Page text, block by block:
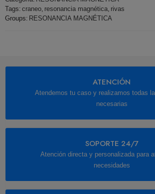
Tags: craneo resonancia magnética rivas
Groups: RESONANCIA MAGNÉTICA
ATENCIÓN
Atendemos tu caso y realizamos todas
necesarias
SOPORTE 24/7
Atención directa y personalizada para
necesidades